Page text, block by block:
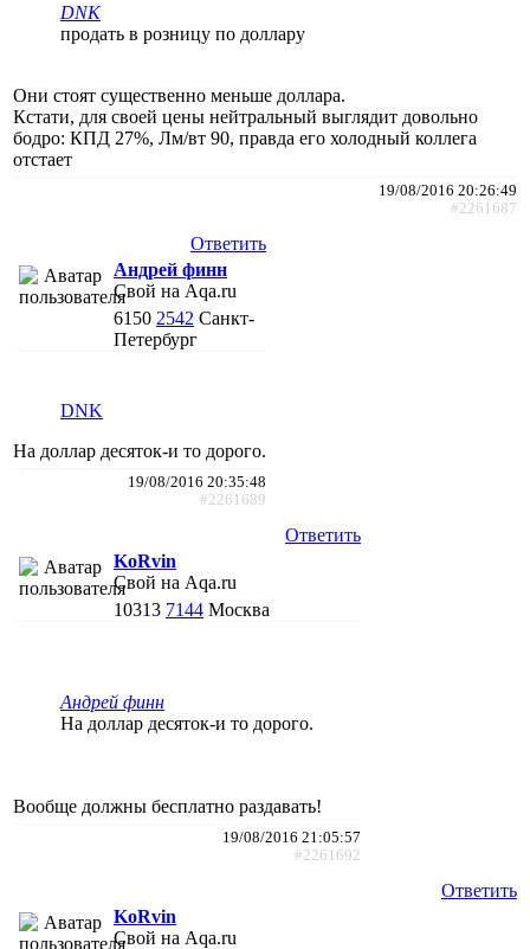
DNK
продать в розницу по доллару
Они стоят существенно меньше доллара.
Кстати, для своей цены нейтральный выглядит довольно
бодро: КПД 27%, Лм/вт 90, правда его холодный коллега
отстает
19/08/2016 20:26:49
#2261687
Ответить
Андрей финн
Свой на Aqa.ru
6150 2542 Санкт-
Петербург
DNK
На доллар десяток-и то дорого.
19/08/2016 20:35:48
#2261689
Ответить
KoRvin
Свой на Aqa.ru
10313 7144 Москва
Андрей финн
На доллар десяток-и то дорого.
Вообще должны бесплатно раздавать!
19/08/2016 21:05:57
#2261692
Ответить
KoRvin
Свой на Aqa.ru